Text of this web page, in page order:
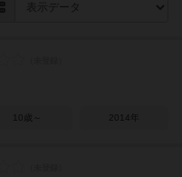
10歳～ 2014年